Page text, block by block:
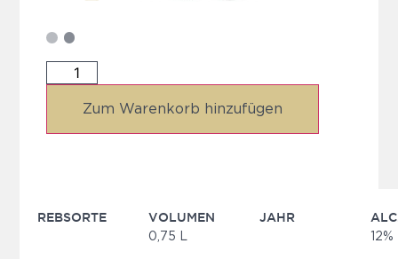
Zum Warenkorb hinzufügen
REBSORTE VOLUMEN
0,75 L
JAHR
12%